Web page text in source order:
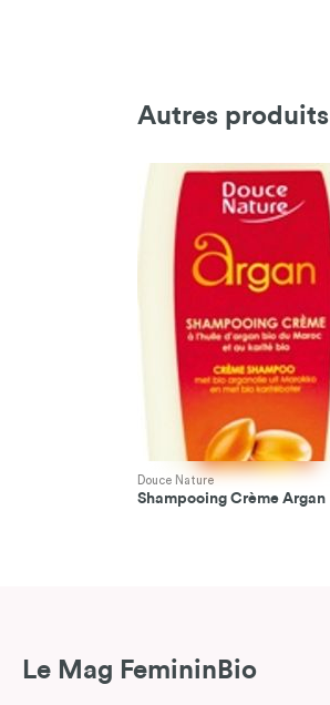
Autres produits
Douce Nature
Shampooing Crème Argan
Le Mag FemininBio